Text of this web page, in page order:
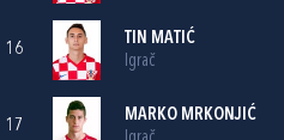
16
TIN MATIĆ
Igrač
17
MARKO MRKONJIĆ